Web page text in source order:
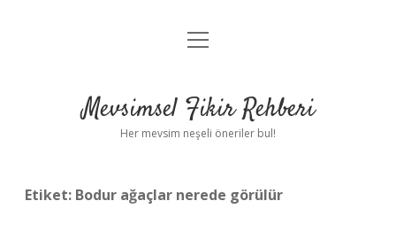
Anasayfa
Yasal Uyarı
menüyü
Mevsimsel Fikir Rehberi
Her mevsim neşeli öneriler bul!
Etiket: Bodur ağaçlar nerede görülür